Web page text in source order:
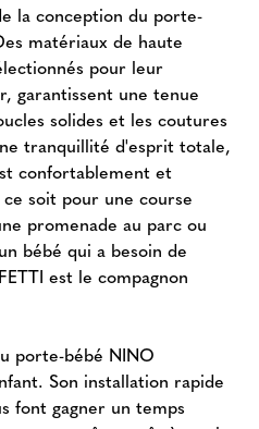
la conception du porte-
matériaux de haute
pour leur
garantissent une tenue
solides et les coutures
tranquillité d'esprit totale,
confortablement et
soit pour une course
promenade au parc ou
bébé qui a besoin de
est le compagnon
porte-bébé NINO
Son installation rapide
font gagner un temps